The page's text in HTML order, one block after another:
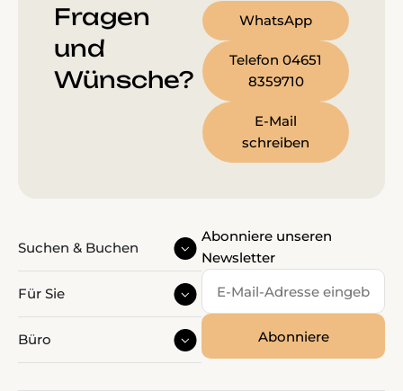
Fragen
und
Wünsche?
WhatsApp
Telefon 04651
8359710
E-Mail
schreiben
Suchen & Buchen
Für Sie
Büro
Abonniere unseren
Newsletter